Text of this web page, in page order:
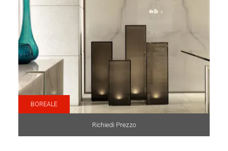
BOREALE
Richiedi Prezzo